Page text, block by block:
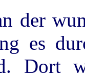
der
es
Dort